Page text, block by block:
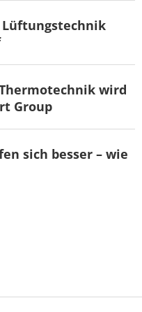
Lüftungstechnik
wird
Group
sich besser – wie